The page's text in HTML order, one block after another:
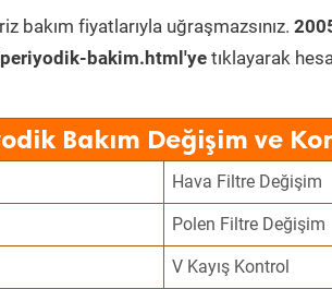
bakım fiyatlarıyla uğraşmazsınız.
bakim.html'ye tıklayarak
Bakım Değişim ve
Hava Filtre Değişim
Polen Filtre Değişim
V Kayış Kontrol